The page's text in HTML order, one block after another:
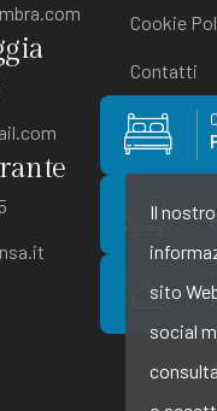
Cookie
Contatti
Il
sito
social